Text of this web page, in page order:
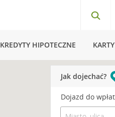
KREDYTY HIPOTECZNE
Jak dojechać?
Dojazd do